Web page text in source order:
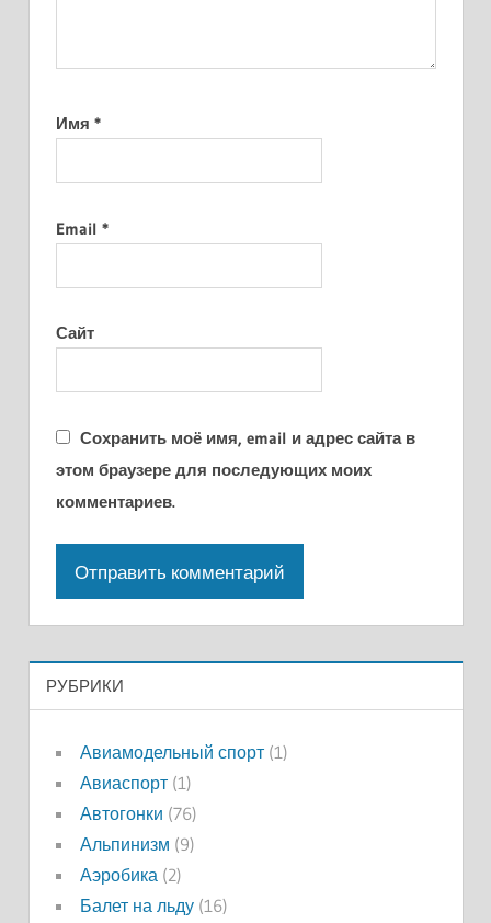
Имя *
Email *
Сайт
Сохранить моё имя, email и адрес сайта в
этом браузере для последующих моих
комментариев.
РУБРИКИ
Авиамодельный спорт(1)
Авиаспорт(1)
Автогонки (76)
Альпинизм (9)
Аэробика (2)
Балет на льду(16)